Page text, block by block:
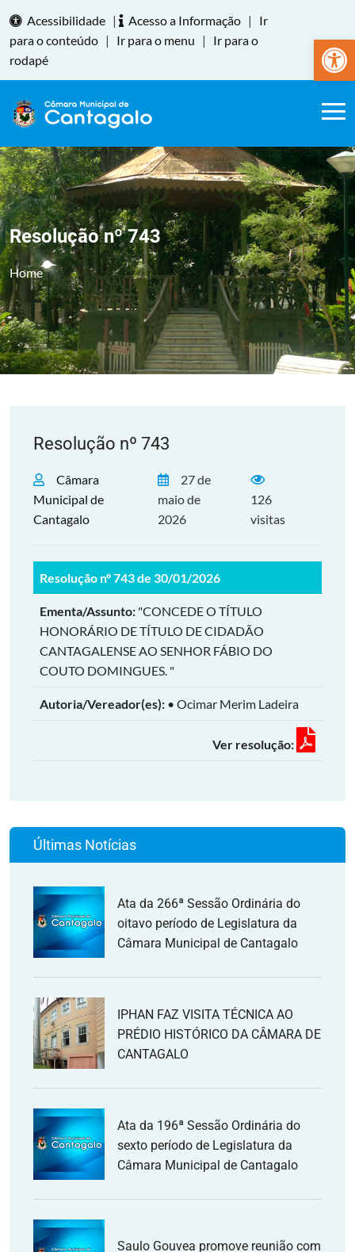
Abrir
Acessibilidade | Acesso a Informação |
Ir
para o conteúdo | Ir para o menu |
Ir para o
rodapé
Resolução nº 743
Home
Resolução nº 743
Câmara
Municipal de
Cantagalo
27 de
maio de
2026
126
visitas
Resolução nº 743 de 30/01/2026
Ementa/Assunto: "CONCEDE O TÍTULO
HONORÁRIO DE TÍTULO DE CIDADÃO
CANTAGALENSE AO SENHOR FÁBIO DO
COUTO DOMINGUES. "
Autoria/Vereador(es): • Ocimar Merim Ladeira
Ver resolução:
Últimas Notícias
Ata da 266ª Sessão Ordinária do
oitavo período de Legislatura da
Câmara Municipal de Cantagalo
IPHAN FAZ VISITA TÉCNICA AO
PRÉDIO HISTÓRICO DA CÂMARA DE
CANTAGALO
Ata da 196ª Sessão Ordinária do
sexto período de Legislatura da
Câmara Municipal de Cantagalo
Saulo Gouvea promove reunião com